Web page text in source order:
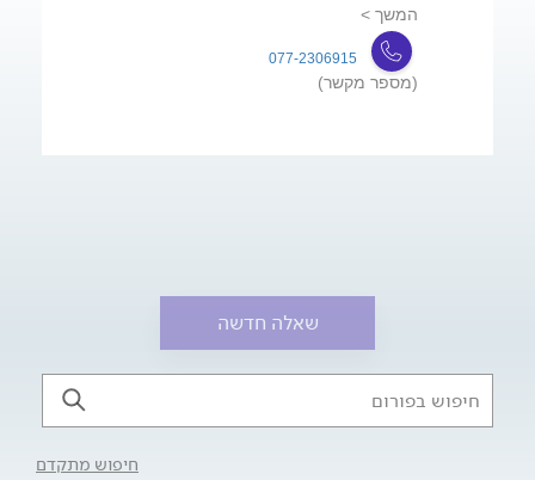
המשך >
077-2306915
(מספר מקשר)
שאלה חדשה
חיפוש מתקדם